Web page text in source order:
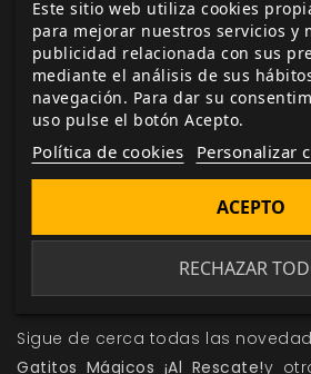
Sigue de cerca todas las
Gatitos Mágicos ¡Al Rescate!y
Este sitio web utiliza cookies
para mejorar nuestros servicios y
publicidad relacionada con sus
mediante el análisis de sus
navegación. Para dar su
uso pulse el botón Acepto.
Política de cookies Personalizar
RECHAZAR
ACEPTO